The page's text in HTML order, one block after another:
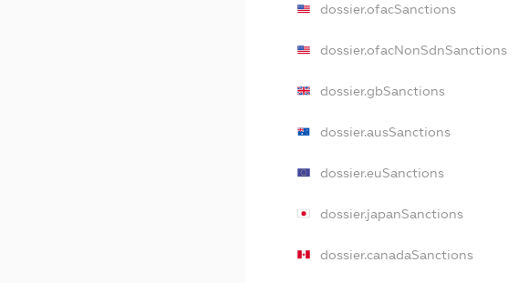
dossier.ofacSanctions
dossier.ofacNonSdnSanctions
dossier.gbSanctions
dossier.ausSanctions
dossier.euSanctions
dossier.japanSanctions
dossier.canadaSanctions